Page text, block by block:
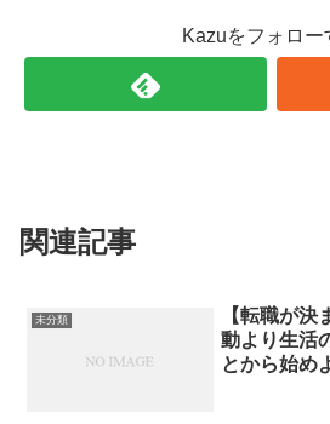
Kazuをフォロー
関連記事
未分類
【転職が
動より生活
とから始め